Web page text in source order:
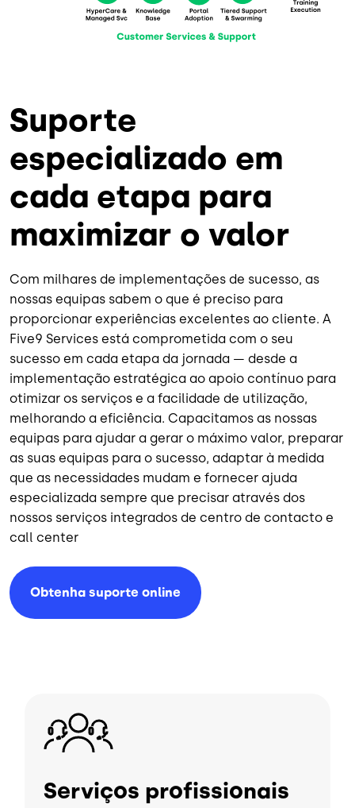
Suporte
especializado em
cada etapa para
maximizar o valor
Com milhares de implementações de sucesso, as
nossas equipas sabem o que é preciso para
proporcionar experiências excelentes ao cliente. A
Five9 Services está comprometida com o seu
sucesso em cada etapa da jornada — desde a
implementação estratégica ao apoio contínuo para
otimizar os serviços e a facilidade de utilização,
melhorando a eficiência. Capacitamos as nossas
equipas para ajudar a gerar o máximo valor, preparar
as suas equipas para o sucesso, adaptar à medida
que as necessidades mudam e fornecer ajuda
especializada sempre que precisar através dos
nossos serviços integrados de centro de contacto e
call center
Obtenha suporte online
Imagem
Serviços profissionais